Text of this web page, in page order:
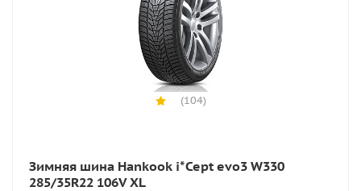
(104)
Зимняя шина Hankook i*Cept evo3 W330
285/35R22 106V XL